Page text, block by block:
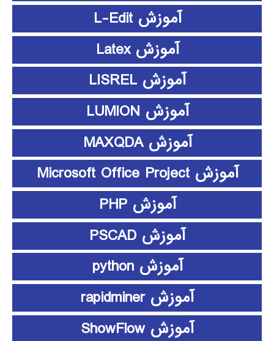
آموزش L-Edit
آموزش Latex
آموزش LISREL
آموزش LUMION
آموزش MAXQDA
آموزش Microsoft Office Project
آموزش PHP
آموزش PSCAD
آموزش python
آموزش rapidminer
آموزش ShowFlow